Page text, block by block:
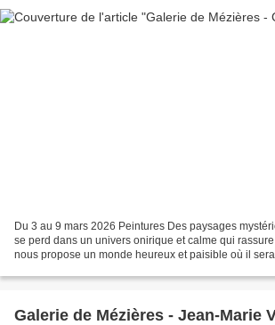
Du 3 au 9 mars 2026 Peintures Des paysages
se perd dans un univers onirique et calme qui
nous propose un monde heureux et paisible où il
Galerie de Mézières - Jean-Marie